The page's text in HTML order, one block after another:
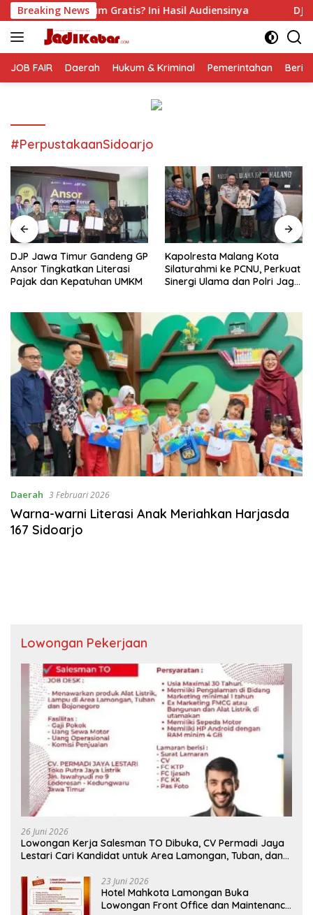
Langsung
ke
konten
Breaking News
Ini Hasil Audiensinya DJP Jawa Timur
JOB FAIR Daerah Hukum & Kriminal Pemerintahan
#PerpustakaanSidoarjo
DJP Jawa Timur Gandeng GP
Ansor Tingkatkan Literasi
Pajak dan Kepatuhan UMKM
Kapolresta Malang Kota
Silaturahmi ke PCNU, Perkuat
Sinergi Ulama dan Polri Jaga
Daerah 3 Februari 2026
Warna-warni Literasi Anak Meriahkan Harjasda
167 Sidoarjo
Lowongan Pekerjaan
26 Juni 2026
Lowongan Kerja Salesman TO Dibuka, CV Permadi Jaya
Lestari Cari Kandidat untuk Area Lamongan, Tuban, dan
23 Juni 2026
Hotel Mahkota Lamongan Buka
Lowongan Front Office dan Maintenance